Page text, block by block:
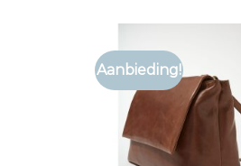
Aanbieding!